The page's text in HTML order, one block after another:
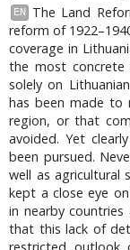
EN
The Land
reform of
coverage in
the most concrete
solely on
has been made to
region, or that
avoided. Yet
been pursued.
well as agricultural
kept a close eye
in nearby
that this lack of